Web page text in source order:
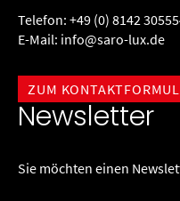
Telefon: +49 (0) 8142
E-Mail: info@saro-lux.de
ZUM
Newsletter
Sie möchten einen